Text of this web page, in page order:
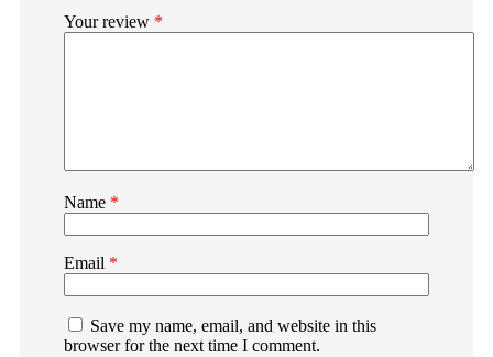
Your review *
Name *
Email *
Save my name, email, and website in this
browser for the next time I comment.